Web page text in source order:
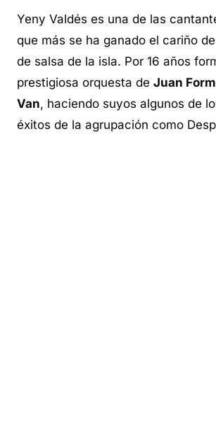
Yeny Valdés es una de las
que más se ha ganado el cariño
de salsa de la isla. Por 16 años
prestigiosa orquesta de Juan
Van, haciendo suyos algunos de
éxitos de la agrupación como